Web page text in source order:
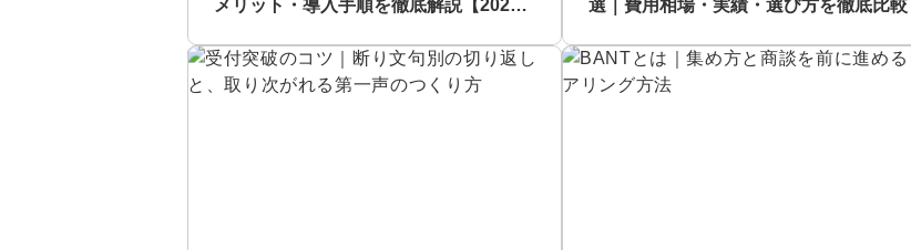
メリット・導入手順を徹底解説【2026
選｜費用相場・実績・選び方を徹底比較